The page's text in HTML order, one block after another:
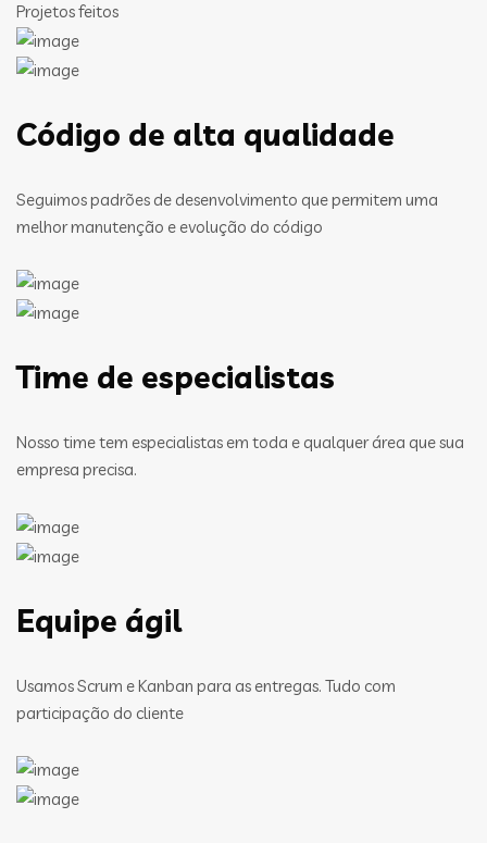
Projetos feitos
Código de alta qualidade
Seguimos padrões de desenvolvimento que permitem uma
melhor manutenção e evolução do código
Time de especialistas
Nosso time tem especialistas em toda e qualquer área que sua
empresa precisa.
Equipe ágil
Usamos Scrum e Kanban para as entregas. Tudo com
participação do cliente